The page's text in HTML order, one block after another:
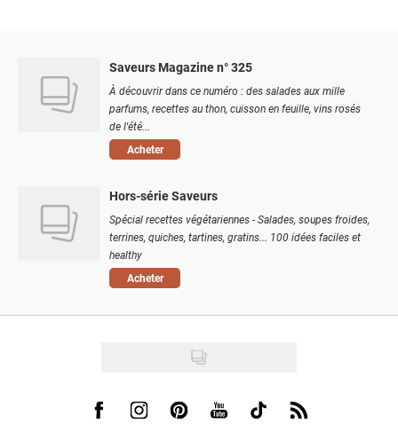
Saveurs Magazine n° 325
À découvrir dans ce numéro : des salades aux mille
parfums, recettes au thon, cuisson en feuille, vins rosés
de l'été...
Acheter
Hors-série Saveurs
Spécial recettes végétariennes - Salades, soupes froides,
terrines, quiches, tartines, gratins... 100 idées faciles et
healthy
Acheter
Visit us on Facebook
Visit us on Instagram
Visit us on Pinterest
Visit us on Youtube
Visit us on Tiktok
Visit us on Rss